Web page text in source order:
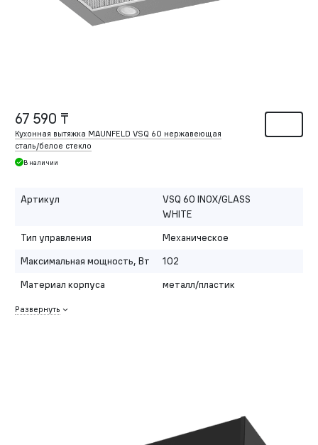
67 590 ₸
Кухонная вытяжка MAUNFELD VSQ 60 нержавеющая
сталь/белое стекло
В наличии
Артикул
VSQ 60 INOX/GLASS
WHITE
Тип управления
Механическое
Максимальная мощность, Вт
102
Материал корпуса
металл/пластик
Развернуть